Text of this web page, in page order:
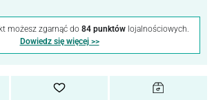
możesz zgarnąć do 84 punktówlojalnościowych.
Dowiedz się więcej >>